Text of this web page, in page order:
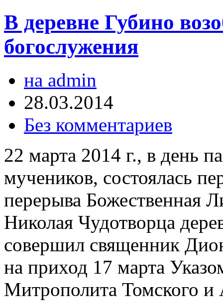
В деревне Губино
богослужения
на admin
28.03.2014
Без комментариев
22 марта 2014 г., в день
мучеников, состоялась
перерыва Божественная
Николая Чудотворца
совершил священник
на приход 17 марта
Митрополита Томского и